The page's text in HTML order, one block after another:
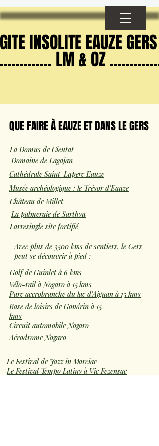
GITE INSOLITE EAUZE GERS
............. LM & OZ .............
GITE INSOLITE EAUZE GERS
............. LM & OZ .............
QUE FAIRE À EAUZE ET DANS LE GERS
QUE FAIRE À EAUZE ET DANS LE GERS
La Domus de Cieutat
Domaine de Lagajan
Cathédrale Saint-Luperc Eauze
Musée archéologique : le Trésor d'Eauze
Château de Millet
La palmeraie de Sarthou
Larresingle site fortifié
Avec plus de 3500 kms de sentiers, le Gers
peut se découvrir à pied :
Golf de Guinlet à 6 kms
Vélo-rail à Nogaro à 15 kms
Parc accrobranche du lac d'Aignan à 15 kms
Base de loisirs de Gondrin à 15
kms
Circuit automobile Nogaro
Le Festival de Jazz in Marciac
Aérodrome Nogaro
Le Festival Tempo Latino à Vic Fezensac